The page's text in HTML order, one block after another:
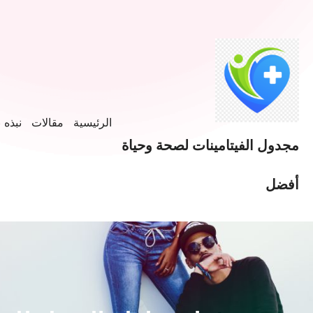
مجدول الفيتامينات لصحة وحياة
أفضل
الرئيسية مقالات نبذه